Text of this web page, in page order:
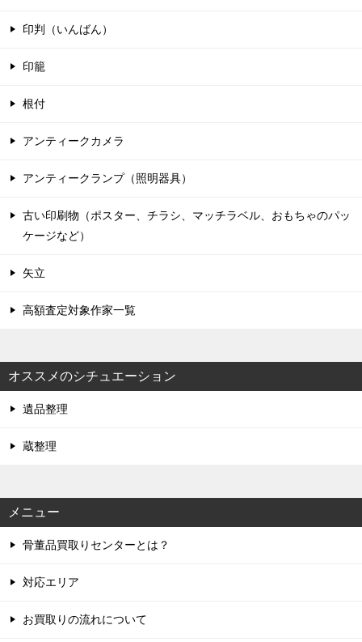
印判（いんばん）
印籠
根付
アンティークカメラ
アンティークランプ（照明器具）
古い印刷物（ポスター、チラシ、マッチラベル、おもちゃのパッ
ケージなど）
矢立
高額査定対象作家一覧
オススメのシチュエーション
遺品整理
蔵整理
メニュー
骨董品買取りセンターとは？
対応エリア
お買取りの流れについて